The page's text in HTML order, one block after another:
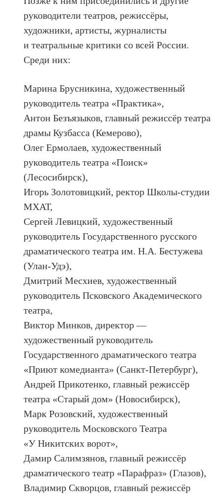
руководители театров, режиссёры,
художники, артисты, журналисты
и театральные критики со всей России.
Среди них:
Марина Брусникина, художественный
руководитель театра «Практика»,
Антон Безъязыков, главный режиссёр театра
драмы Кузбасса (Кемерово),
Олег Ермолаев, художественный
руководитель театра «Поиск»
(Лесосибирск),
Игорь Золотовицкий, ректор Школы-студии
МХАТ,
Сергей Левицкий, художественный
руководитель Государственного русского
драматического театра им. Н.А. Бестужева
(Улан-Удэ),
Дмитрий Месхиев, художественный
руководитель Псковского Академического
театра,
Виктор Минков, директор —
художественный руководитель
Государственного драматического театра
«Приют комедианта» (Санкт-Петербург),
Андрей Прикотенко, главный режиссёр
театра «Старый дом» (Новосибирск),
Марк Розовский, художественный
руководитель Московского Театра
«У Никитских ворот»,
Дамир Салимзянов, главный режиссёр
драматического театр «Парафраз» (Глазов),
Владимир Скворцов, главный режиссёр